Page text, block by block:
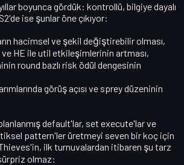
boyunca gördük: kontrollü, bilgiye dayalı
ise şunlar öne çıkıyor:
hacimsel ve şekil değiştirebilirolması,
HE ile util etkileşimlerinin artması,
round bazlı risk ödül dengesinin
görüş açısı ve sprey düzeninin
default'lar, set execute'lar ve
pattern'lerüretmeyi seven bir koç için
ilk turnuvalardan itibaren şu tarz
olmaz: